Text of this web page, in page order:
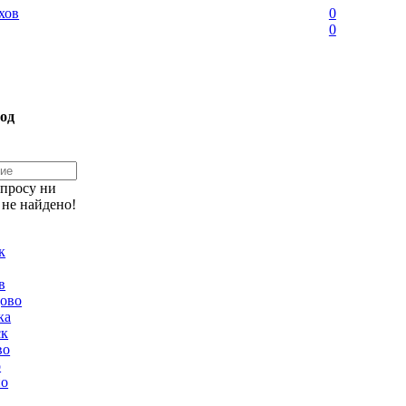
0
0
ни
найдено!